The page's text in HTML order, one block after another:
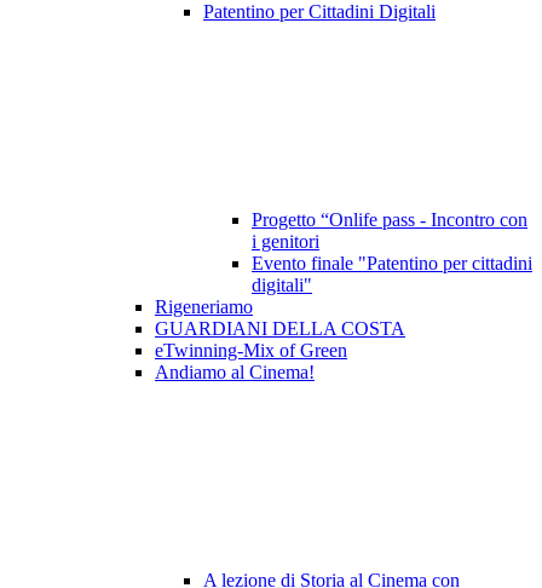
Patentino per Cittadini Digitali
Progetto “Onlife pass - Incontro con
i genitori
Evento finale "Patentino per cittadini
digitali"
Rigeneriamo
GUARDIANI DELLA COSTA
eTwinning-Mix of Green
Andiamo al Cinema!
A lezione di Storia al Cinema con